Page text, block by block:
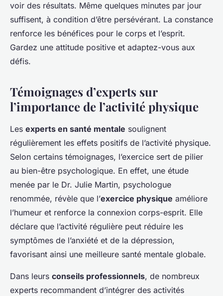
voir des résultats. Même quelques minutes par jour
suffisent, à condition d’être persévérant. La constance
renforce les bénéfices pour le corps et l’esprit.
Gardez une attitude positive et adaptez-vous aux
défis.
Témoignages d’experts sur
l’importance de l’activité physique
Les experts en santé mentale soulignent
régulièrement les effets positifs de l’activité physique.
Selon certains témoignages, l’exercice sert de pilier
au bien-être psychologique. En effet, une étude
menée par le Dr. Julie Martin, psychologue
renommée, révèle que l’exercice physique améliore
l’humeur et renforce la connexion corps-esprit. Elle
déclare que l’activité régulière peut réduire les
symptômes de l’anxiété et de la dépression,
favorisant ainsi une meilleure santé mentale globale.
Dans leurs conseils professionnels, de nombreux
experts recommandent d’intégrer des activités